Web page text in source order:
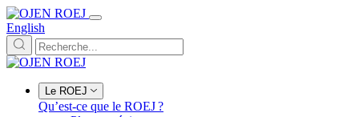
English
Le ROEJ
Qu’est-ce que le ROEJ ?